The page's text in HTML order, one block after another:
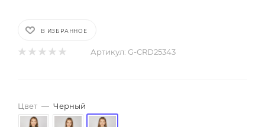
В ИЗБРАННОЕ
Артикул: G-CRD25343
Цвет — Черный